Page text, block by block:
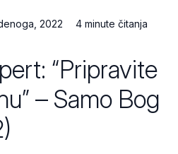
2022 4 minute čitanja
“Pripravite
– Samo Bog